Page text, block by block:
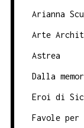
Arianna
Arte
Astrea
Dalla
Eroi di
Favole